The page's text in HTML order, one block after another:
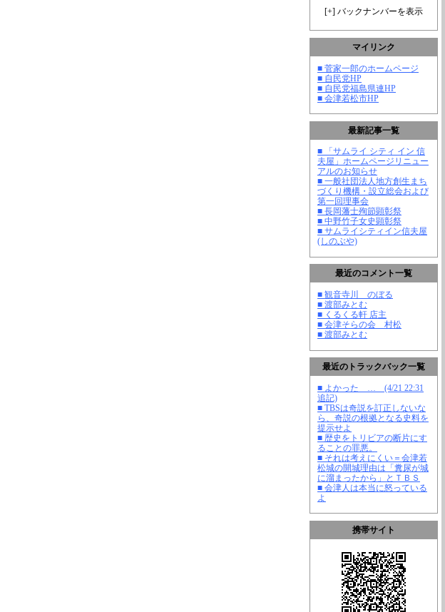
[+] バックナンバーを表示
マイリンク
■ 菅家一郎のホームページ
■ 自民党HP
■ 自民党福島県連HP
■ 会津若松市HP
最新記事一覧
■ 「サムライ シティ イン 信
夫屋」ホームページリニュー
アルのお知らせ
■ 一般社団法人地方創生まち
づくり機構・設立総会および
第一回理事会
■ 長岡藩士殉節顕彰祭
■ 中野竹子女史顕彰祭
■ サムライシティイン信夫屋
(しのぶや)
最近のコメント一覧
■ 観音寺川 のぼる
■ 渡部みとむ
■ くるくる軒 店主
■ 会津そらの会 村松
■ 渡部みとむ
最近のトラックバック一覧
■ よかった … (4/21 22:31
追記)
■ TBSは奇説を訂正しないな
ら、奇説の根拠となる史料を
提示せよ
■ 歴史をトリビアの断片にす
ることの罪悪。
■ それは考えにくい＝会津若
松城の開城理由は「糞尿が城
に溜まったから」とＴＢＳ
■ 会津人は本当に怒っている
よ
携帯サイト